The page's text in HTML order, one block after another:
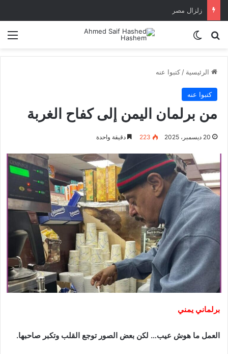
زلزال مصر
بحث عنالوضع المظلم
الرئيسية / كتبوا عنه
كتبوا عنه
من برلمان اليمن إلى كفاح الغربة
20 ديسمبر، 2025 223 دقيقة واحدة
برلماني يمني
العمل ما هوش عيب… لكن بعض الصور توجع القلب وتكبر صاحبها.